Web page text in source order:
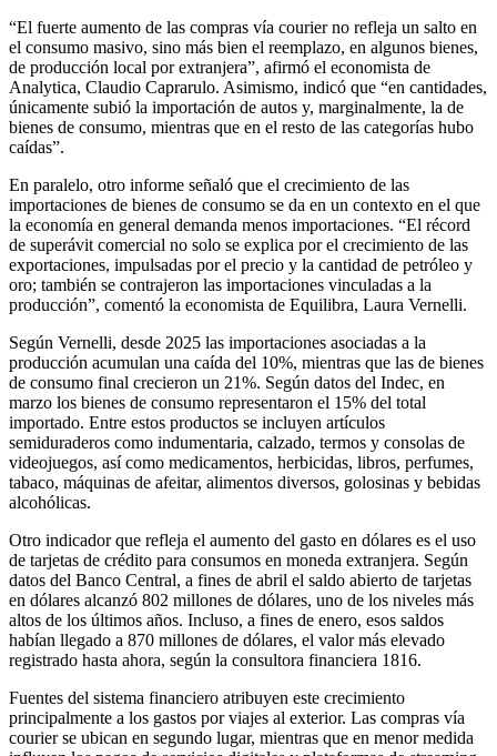
“El fuerte aumento de las compras vía courier no refleja un salto en
el consumo masivo, sino más bien el reemplazo, en algunos bienes,
de producción local por extranjera”, afirmó el economista de
Analytica, Claudio Caprarulo. Asimismo, indicó que “en cantidades,
únicamente subió la importación de autos y, marginalmente, la de
bienes de consumo, mientras que en el resto de las categorías hubo
caídas”.
En paralelo, otro informe señaló que el crecimiento de las
importaciones de bienes de consumo se da en un contexto en el que
la economía en general demanda menos importaciones. “El récord
de superávit comercial no solo se explica por el crecimiento de las
exportaciones, impulsadas por el precio y la cantidad de petróleo y
oro; también se contrajeron las importaciones vinculadas a la
producción”, comentó la economista de Equilibra, Laura Vernelli.
Según Vernelli, desde 2025 las importaciones asociadas a la
producción acumulan una caída del 10%, mientras que las de bienes
de consumo final crecieron un 21%. Según datos del Indec, en
marzo los bienes de consumo representaron el 15% del total
importado. Entre estos productos se incluyen artículos
semiduraderos como indumentaria, calzado, termos y consolas de
videojuegos, así como medicamentos, herbicidas, libros, perfumes,
tabaco, máquinas de afeitar, alimentos diversos, golosinas y bebidas
alcohólicas.
Otro indicador que refleja el aumento del gasto en dólares es el uso
de tarjetas de crédito para consumos en moneda extranjera. Según
datos del Banco Central, a fines de abril el saldo abierto de tarjetas
en dólares alcanzó 802 millones de dólares, uno de los niveles más
altos de los últimos años. Incluso, a fines de enero, esos saldos
habían llegado a 870 millones de dólares, el valor más elevado
registrado hasta ahora, según la consultora financiera 1816.
Fuentes del sistema financiero atribuyen este crecimiento
principalmente a los gastos por viajes al exterior. Las compras vía
courier se ubican en segundo lugar, mientras que en menor medida